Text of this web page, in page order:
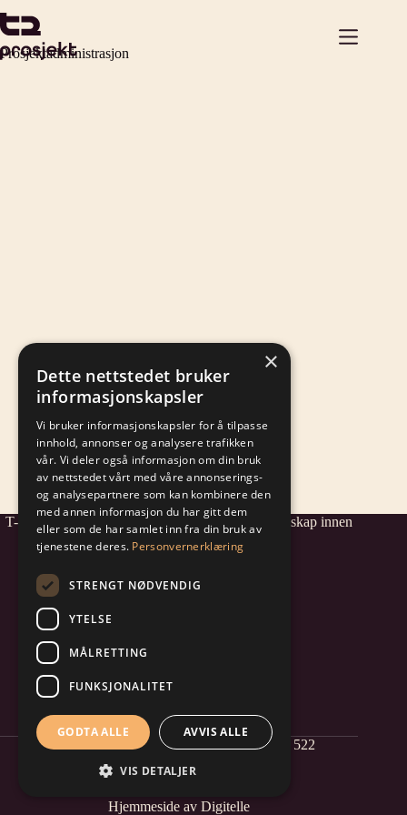
til
innholdet
Prosjektadministrasjon
T-2 Prosjekt AS - et av Norges mest komplette selskap innen
samspill- og prosjektledelse.
Informasjonskapsler
Innlogging
© 2026 T-2 Prosjekt AS - Org. nr. 880 120 522
Hjemmeside av Digitelle
×
Dette nettstedet bruker
informasjonskapsler
Vi bruker informasjonskapsler for å tilpasse
innhold, annonser og analysere trafikken
vår. Vi deler også informasjon om din bruk
av nettstedet vårt med våre annonserings-
og analysepartnere som kan kombinere den
med annen informasjon du har gitt dem
eller som de har samlet inn fra din bruk av
tjenestene deres. Personvernerklæring
STRENGT NØDVENDIG
YTELSE
MÅLRETTING
FUNKSJONALITET
GODTA ALLE AVVIS ALLE
VIS DETALJER